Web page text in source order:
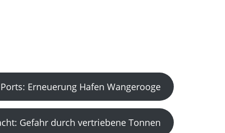
Erneuerung Hafen Wangerooge
Gefahr durch vertriebene Tonnen